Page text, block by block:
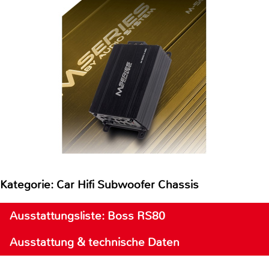
Kategorie: Car Hifi Subwoofer Chassis
Ausstattungsliste: Boss RS80
Ausstattung & technische Daten